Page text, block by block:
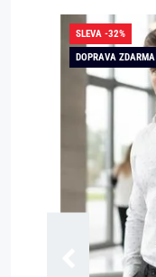
SLEVA -32%
DOPRAVA ZDARMA